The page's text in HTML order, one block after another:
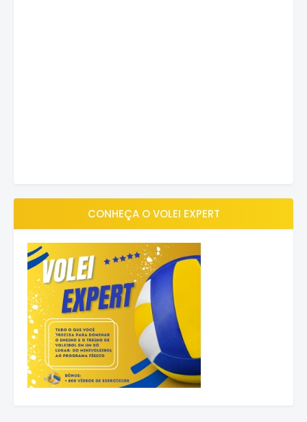
CONHEÇA O VOLEI EXPERT